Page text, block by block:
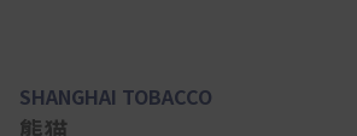
SHANGHAI TOBACCO